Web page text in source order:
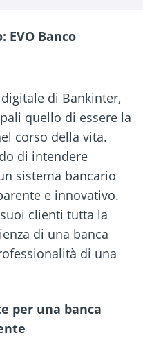
EVO Banco
digitale di Bankinter,
quello di essere la
corso della vita.
di intendere
sistema bancario
e innovativo.
clienti tutta la
di una banca
di una
per una banca